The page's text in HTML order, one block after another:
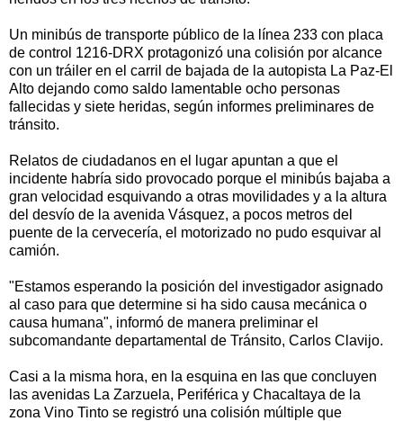
Un minibús de transporte público de la línea 233 con placa
de control 1216-DRX protagonizó una colisión por alcance
con un tráiler en el carril de bajada de la autopista La Paz-El
Alto dejando como saldo lamentable ocho personas
fallecidas y siete heridas, según informes preliminares de
tránsito.
Relatos de ciudadanos en el lugar apuntan a que el
incidente habría sido provocado porque el minibús bajaba a
gran velocidad esquivando a otras movilidades y a la altura
del desvío de la avenida Vásquez, a pocos metros del
puente de la cervecería, el motorizado no pudo esquivar al
camión.
"Estamos esperando la posición del investigador asignado
al caso para que determine si ha sido causa mecánica o
causa humana", informó de manera preliminar el
subcomandante departamental de Tránsito, Carlos Clavijo.
Casi a la misma hora, en la esquina en las que concluyen
las avenidas La Zarzuela, Periférica y Chacaltaya de la
zona Vino Tinto se registró una colisión múltiple que